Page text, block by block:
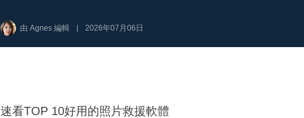
更多資料救援軟體
Outlook 電子郵件還原
由 Agnes 編輯 2026年07月06日
速看TOP 10好用的照片救援軟體